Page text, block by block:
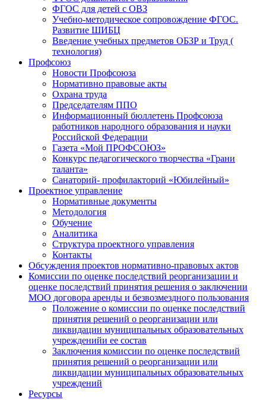
ФГОС для детей с ОВЗ
Учебно-методическое сопровождение ФГОС.
Развитие ШИБЦ
Введение учебных предметов ОБЗР и Труд (
технология)
Профсоюз
Новости Профсоюза
Нормативно правовые акты
Охрана труда
Председателям ППО
Информационный бюллетень Профсоюза
работников народного образования и науки
Российской Федерации
Газета «Мой ПРОФСОЮЗ»
Конкурс педагогического творчества «Грани
таланта»
Санаторий- профилакторий «Юбилейный»
Проектное управление
Нормативные документы
Методология
Обучение
Аналитика
Структура проектного управления
Контакты
Обсуждения проектов нормативно-правовых актов
Комиссии по оценке последствий реорганизации и
оценке последствий принятия решения о заключении
МОО договора аренды и безвозмездного пользования
Положение о комиссии по оценке последствий
принятия решений о реорганизации или
ликвидации муниципальных образовательных
учрежденийи ее состав
Заключения комиссии по оценке последствий
принятия решений о реорганизации или
ликвидации муниципальных образовательных
учреждений
Ресурсы